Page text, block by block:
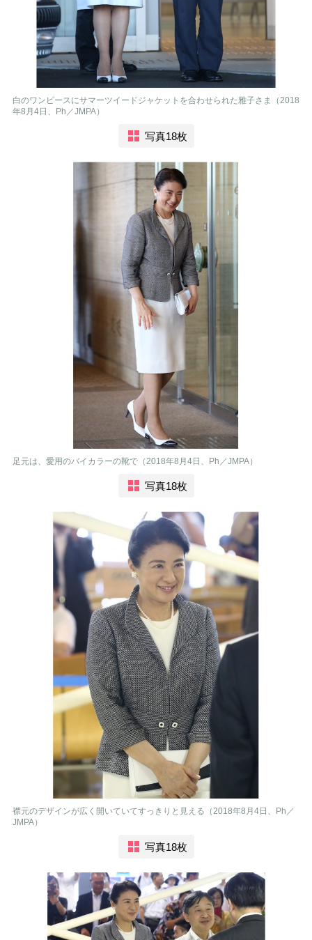
白のワンピースにサマーツイードジャケットを合わせられた雅子さま（2018
年8月4日、Ph／JMPA）
写真18枚
足元は、愛用のバイカラーの靴で（2018年8月4日、Ph／JMPA）
写真18枚
襟元のデザインが広く開いていてすっきりと見える（2018年8月4日、Ph／
JMPA）
写真18枚